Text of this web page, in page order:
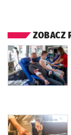
ZOBACZ
otworzy się w
otworzy się w